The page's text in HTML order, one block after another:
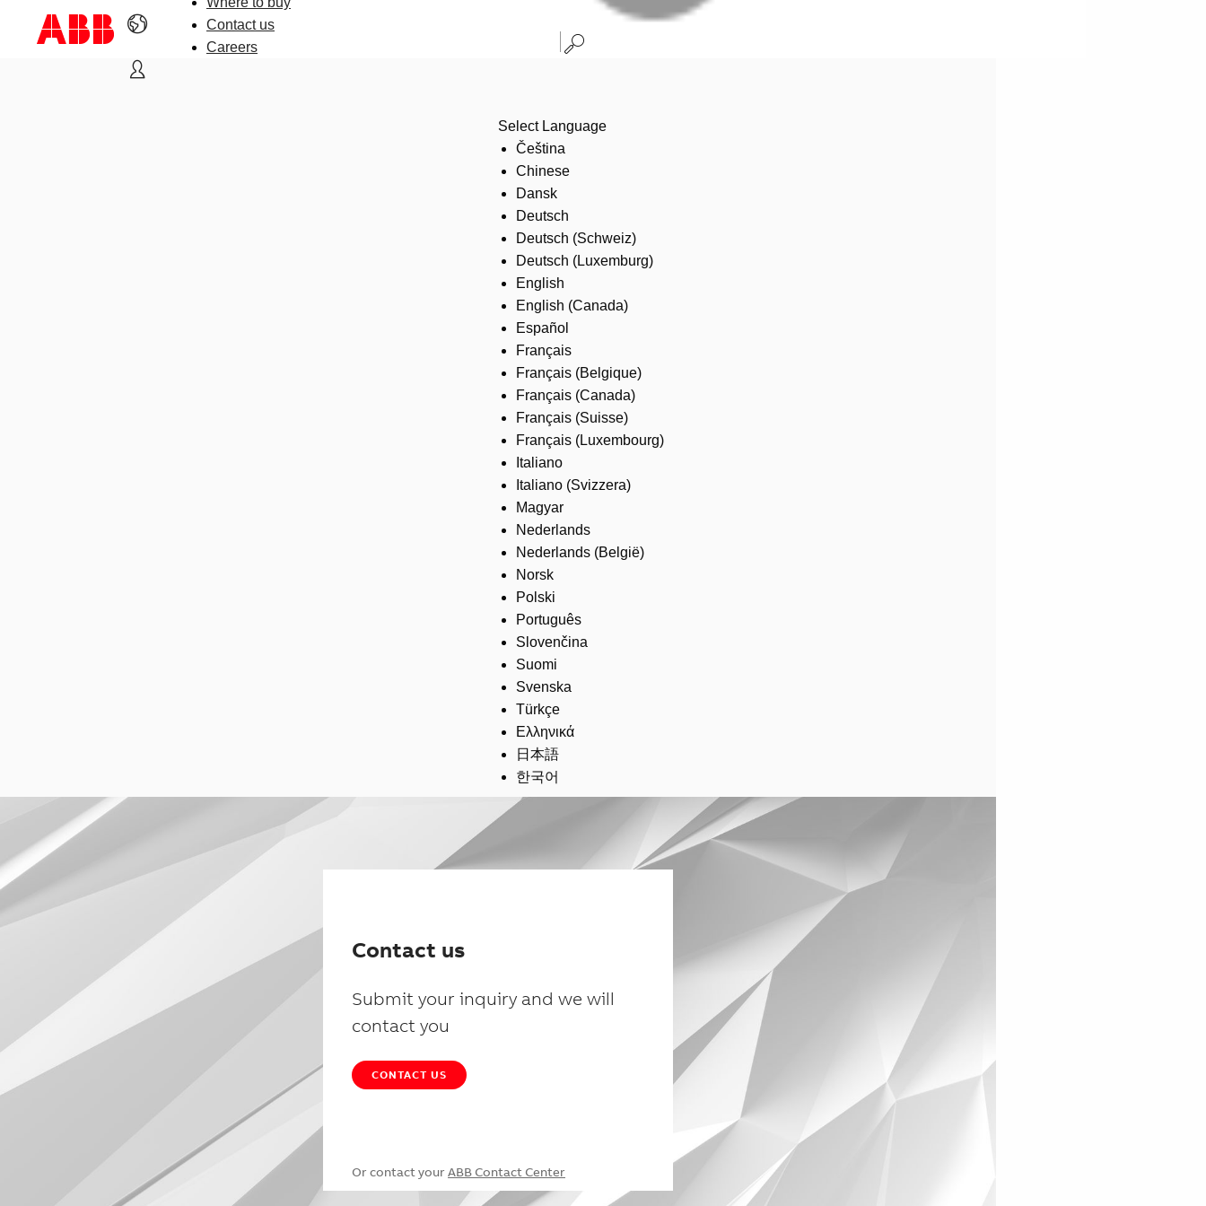
Contact us
Careers
Select Language
Čeština
Chinese
Dansk
Deutsch
Deutsch (Schweiz)
Deutsch (Luxemburg)
English
English (Canada)
Español
Français
Français (Belgique)
Français (Canada)
Français (Suisse)
Français (Luxembourg)
Italiano
Italiano (Svizzera)
Magyar
Nederlands
Nederlands (België)
Norsk
Polski
Português
Slovenčina
Suomi
Svenska
Türkçe
Ελληνικά
日本語
한국어
Contact us
Submit your inquiry and we will
contact you
CONTACT US
Or contact your ABB Contact Center